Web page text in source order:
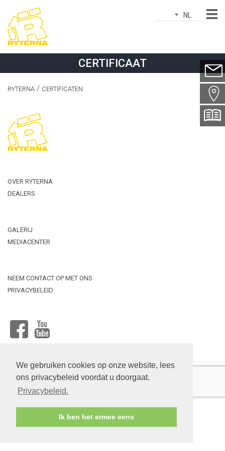
We gebruiken cookies op onze website, lees
ons privacybeleid voordat u doorgaat.
Privacybeleid.
Ik ben het ermee eens
Naam*
Land*
Telefoonnummer*
Bericht*
bestand
NL
CERTIFICAAT
RYTERNA CERTIFICATEN
OVER RYTERNA
DEALERS
GALERIJ
MEDIACENTER
NEEM CONTACT OP MET ONS
PRIVACYBELEID
FACEBOOKYOUTUBE
RYTERNA ®© 2025
Website ontwikkeling:www.s-e.lt